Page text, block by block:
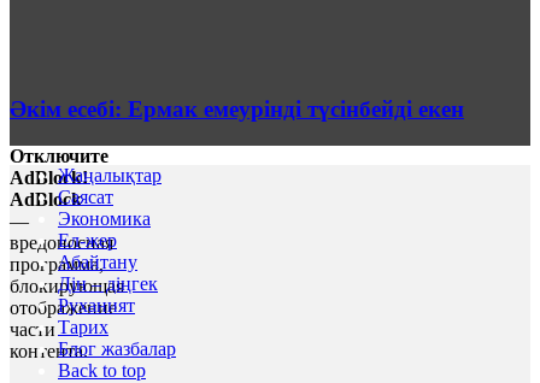
Әкім есебі: Ермак емеурінді түсінбейді екен
Отключите
AdBlock!
AdBlock
—
вредоносная
программа,
блокирующая
отображение
части
контента.
Жаңалықтар
Саясат
Экономика
Ел-жер
Абайтану
Дін – діңгек
Руханият
Тарих
Блог жазбалар
Back to top